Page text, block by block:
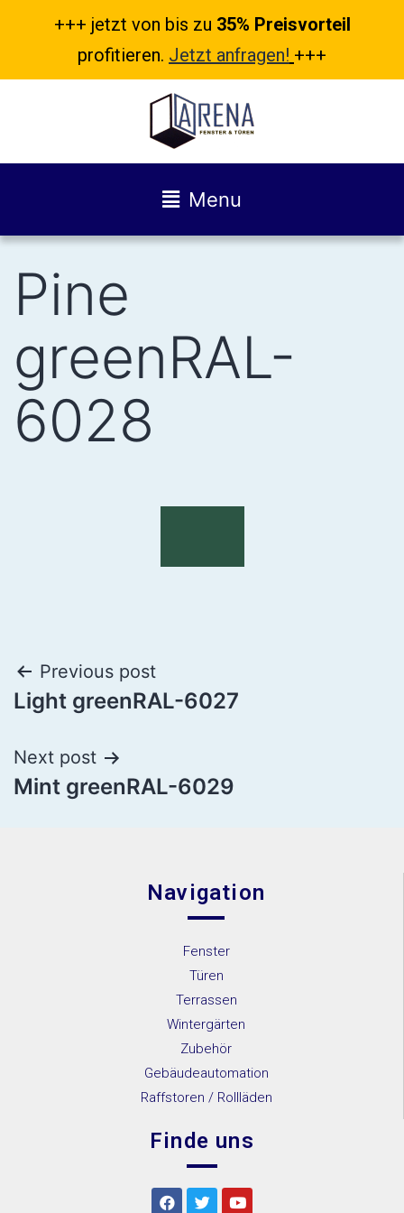
+++ jetzt von bis zu 35% Preisvorteil
profitieren. Jetzt anfragen! +++
Menu
Pine
greenRAL-
6028
Previous post
Light greenRAL-6027
Next post
Mint greenRAL-6029
Navigation
Fenster
Türen
Terrassen
Wintergärten
Zubehör
Gebäudeautomation
Raffstoren / Rollläden
Finde uns